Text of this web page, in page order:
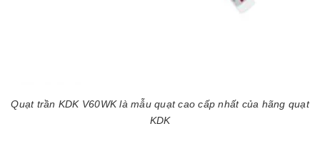
Quạt trần KDK V60WK là mẫu quạt cao cấp nhất của hãng quạt
KDK